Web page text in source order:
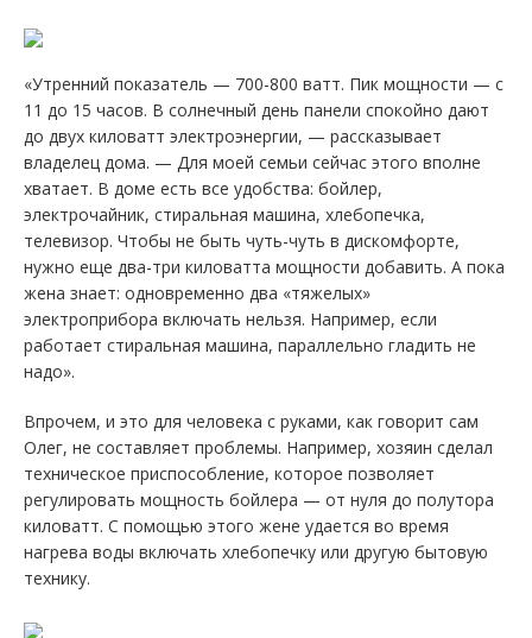
«Утренний показатель — 700-800 ватт. Пик мощности — с
11 до 15 часов. В солнечный день панели спокойно дают
до двух киловатт электроэнергии, — рассказывает
владелец дома. — Для моей семьи сейчас этого вполне
хватает. В доме есть все удобства: бойлер,
электрочайник, стиральная машина, хлебопечка,
телевизор. Чтобы не быть чуть-чуть в дискомфорте,
нужно еще два-три киловатта мощности добавить. А пока
жена знает: одновременно два «тяжелых»
электроприбора включать нельзя. Например, если
работает стиральная машина, параллельно гладить не
надо».
Впрочем, и это для человека с руками, как говорит сам
Олег, не составляет проблемы. Например, хозяин сделал
техническое приспособление, которое позволяет
регулировать мощность бойлера — от нуля до полутора
киловатт. С помощью этого жене удается во время
нагрева воды включать хлебопечку или другую бытовую
технику.